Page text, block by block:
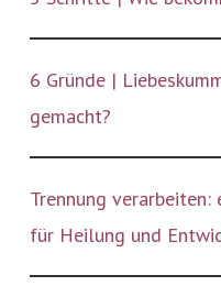
6 Gründe |
gemacht?
Trennung
für Heilung und